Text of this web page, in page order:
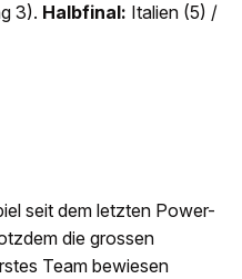
3). Halbfinal: Italien (5) /
seit dem letzten Power-
die grossen
Team bewiesen